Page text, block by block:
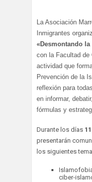
La Asociación
Inmigrantes
«Desmontando
con la Facultad de
actividad que
Prevención de la
reflexión para
en informar,
fórmulas y
Durante los días
presentarán
los siguientes
ciber-